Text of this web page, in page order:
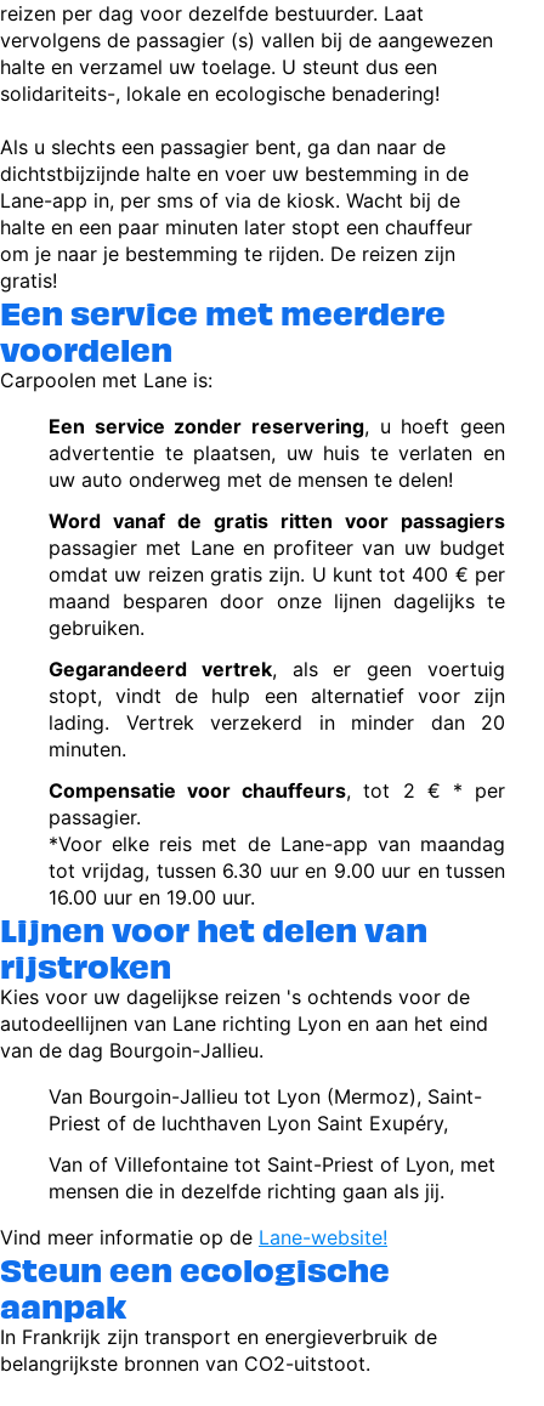
reizen per dag voor dezelfde bestuurder. Laat
vervolgens de passagier (s) vallen bij de aangewezen
halte en verzamel uw toelage. U steunt dus een
solidariteits-, lokale en ecologische benadering!
Als u slechts een passagier bent, ga dan naar de
dichtstbijzijnde halte en voer uw bestemming in de
Lane-app in, per sms of via de kiosk. Wacht bij de
halte en een paar minuten later stopt een chauffeur
om je naar je bestemming te rijden. De reizen zijn
gratis!
Een service met meerdere
voordelen
Carpoolen met Lane is:
Een service zonder reservering, u hoeft geen
advertentie te plaatsen, uw huis te verlaten en
uw auto onderweg met de mensen te delen!
Word vanaf de gratis ritten voor passagiers
passagier met Lane en profiteer van uw budget
omdat uw reizen gratis zijn. U kunt tot 400 € per
maand besparen door onze lijnen dagelijks te
gebruiken.
Gegarandeerd vertrek, als er geen voertuig
stopt, vindt de hulp een alternatief voor zijn
lading. Vertrek verzekerd in minder dan 20
minuten.
Compensatie voor chauffeurs, tot 2 € * per
passagier.
*Voor elke reis met de Lane-app van maandag
tot vrijdag, tussen 6.30 uur en 9.00 uur en tussen
16.00 uur en 19.00 uur.
Lijnen voor het delen van
rijstroken
Kies voor uw dagelijkse reizen 's ochtends voor de
autodeellijnen van Lane richting Lyon en aan het eind
van de dag Bourgoin-Jallieu.
Van Bourgoin-Jallieu tot Lyon (Mermoz), Saint-
Priest of de luchthaven Lyon Saint Exupéry,
Van of Villefontaine tot Saint-Priest of Lyon, met
mensen die in dezelfde richting gaan als jij.
Vind meer informatie op de Lane-website!
Steun een ecologische
aanpak
In Frankrijk zijn transport en energieverbruik de
belangrijkste bronnen van CO2-uitstoot.